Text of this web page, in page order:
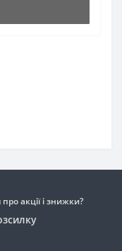
акції і знижки?